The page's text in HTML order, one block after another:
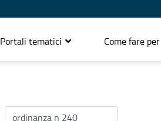
Portali tematici Come fare per